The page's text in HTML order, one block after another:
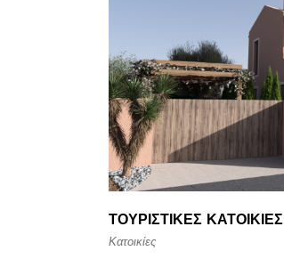
ΤΟΥΡΙΣΤΙΚΈΣ ΚΑΤΟΙΚΊΕΣ
Κατοικίες